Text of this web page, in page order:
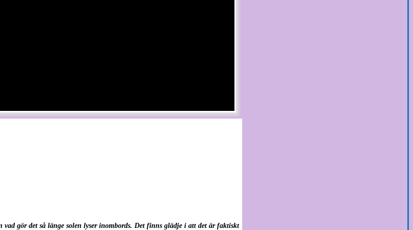
gör det så länge solen lyser inombords. Det finns glädje i att det är faktiskt